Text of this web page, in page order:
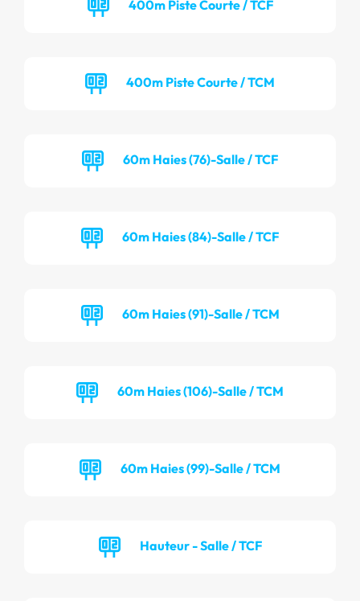
400m Piste Courte / TCF
400m Piste Courte / TCM
60m Haies (76)-Salle / TCF
60m Haies (84)-Salle / TCF
60m Haies (91)-Salle / TCM
60m Haies (106)-Salle / TCM
60m Haies (99)-Salle / TCM
Hauteur - Salle / TCF